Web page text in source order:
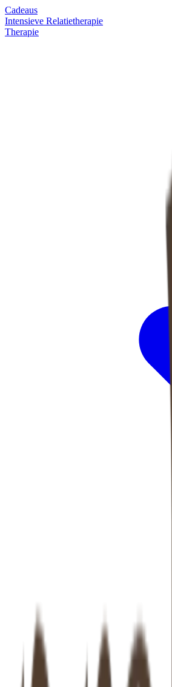
Cadeaus
Intensieve Relatietherapie
Therapie